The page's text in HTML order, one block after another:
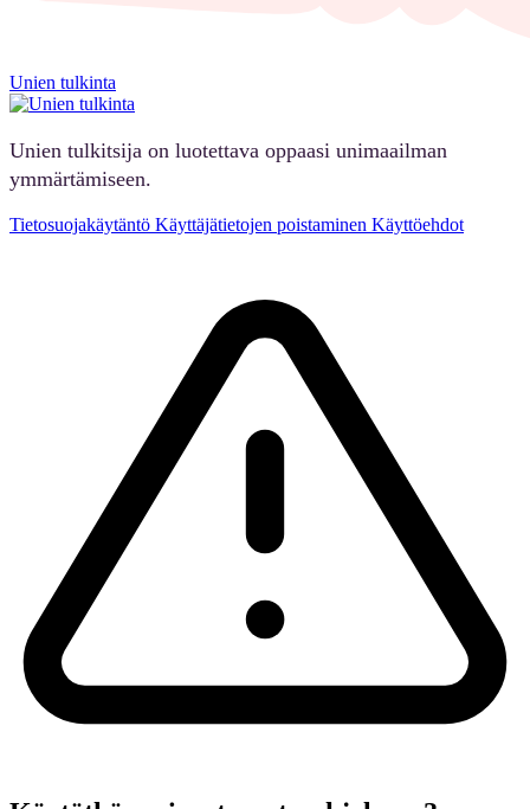
Unien tulkinta
Unien tulkitsija on luotettava oppaasi unimaailman
ymmärtämiseen.
Tietosuojakäytäntö Käyttäjätietojen poistaminen Käyttöehdot